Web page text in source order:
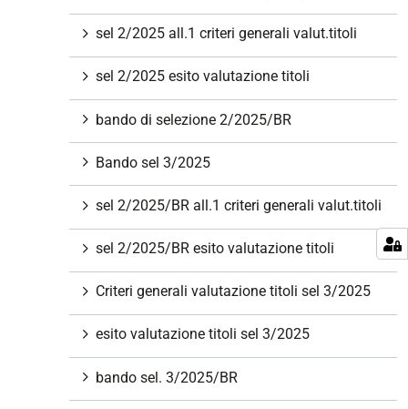
sel 2/2025 all.1 criteri generali valut.titoli
sel 2/2025 esito valutazione titoli
bando di selezione 2/2025/BR
Bando sel 3/2025
sel 2/2025/BR all.1 criteri generali valut.titoli
sel 2/2025/BR esito valutazione titoli
Criteri generali valutazione titoli sel 3/2025
esito valutazione titoli sel 3/2025
bando sel. 3/2025/BR